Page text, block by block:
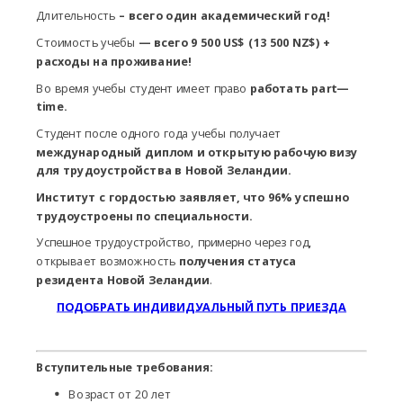
Длительность – всего один академический год!
Стоимость учебы — всего 9 500 US$ (13 500 NZ$) +
расходы на проживание!
Во время учебы студент имеет право работать part—
time.
Студент после одного года учебы получает
международный диплом и открытую рабочую визу
для трудоустройства в Новой Зеландии.
Институт с гордостью заявляет, что 96% успешно
трудоустроены по специальности.
Успешное трудоустройство, примерно через год,
открывает возможность получения статуса
резидента Новой Зеландии.
ПОДОБРАТЬ ИНДИВИДУАЛЬНЫЙ ПУТЬ ПРИЕЗДА
Вступительные требования:
Возраст от 20 лет